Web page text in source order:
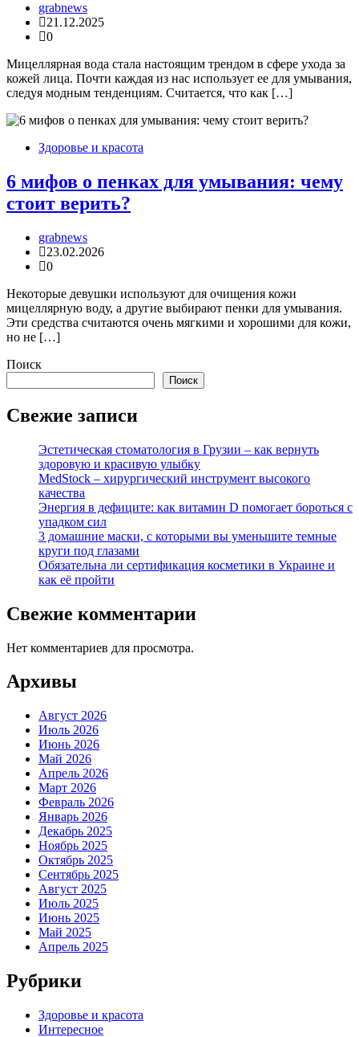
grabnews
21.12.2025
0
Мицеллярная вода стала настоящим трендом в сфере ухода за
кожей лица. Почти каждая из нас использует ее для умывания,
следуя модным тенденциям. Считается, что как […]
Здоровье и красота
6 мифов о пенках для умывания: чему
стоит верить?
grabnews
23.02.2026
0
Некоторые девушки используют для очищения кожи
мицеллярную воду, а другие выбирают пенки для умывания.
Эти средства считаются очень мягкими и хорошими для кожи,
но не […]
Поиск
Поиск
Свежие записи
Эстетическая стоматология в Грузии – как вернуть
здоровую и красивую улыбку
MedStock – хирургический инструмент высокого
качества
Энергия в дефиците: как витамин D помогает бороться с
упадком сил
3 домашние маски, с которыми вы уменьшите темные
круги под глазами
Обязательна ли сертификация косметики в Украине и
как её пройти
Свежие комментарии
Нет комментариев для просмотра.
Архивы
Август 2026
Июль 2026
Июнь 2026
Май 2026
Апрель 2026
Март 2026
Февраль 2026
Январь 2026
Декабрь 2025
Ноябрь 2025
Октябрь 2025
Сентябрь 2025
Август 2025
Июль 2025
Июнь 2025
Май 2025
Апрель 2025
Рубрики
Здоровье и красота
Интересное